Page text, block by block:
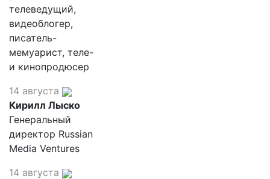
телеведущий,
видеоблогер,
писатель-
мемуарист, теле-
и кинопродюсер
14 августа
Кирилл Лыско
Генеральный
директор Russian
Media Ventures
14 августа